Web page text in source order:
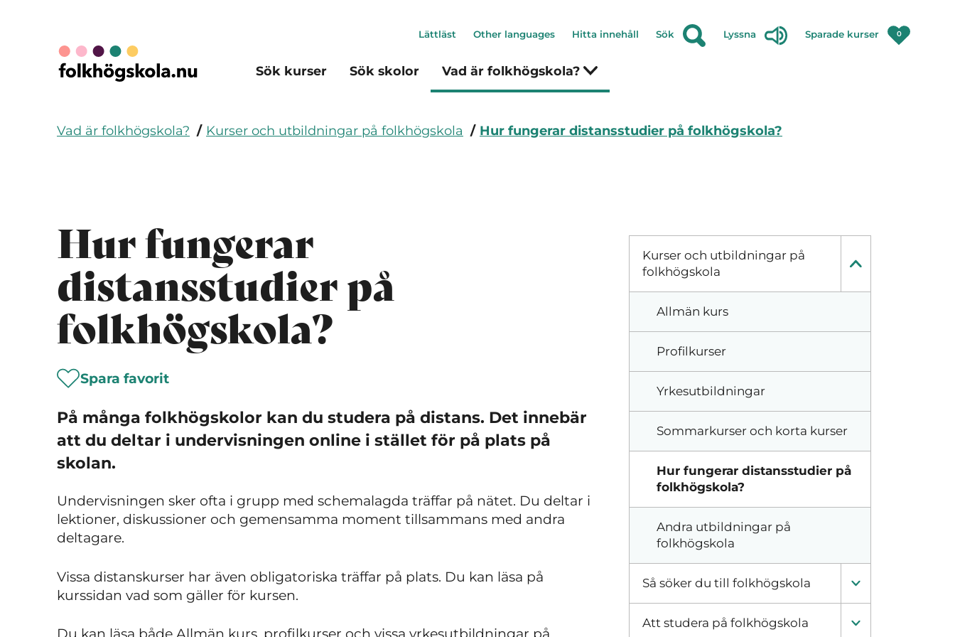
Sök kurser Sök skolor Vad är folkhögskola?
Lättläst Other languages Hitta innehåll Sök Lyssna Sparade kurser 0
Vad är folkhögskola? Kurser och utbildningar på folkhögskola Hur fungerar distansstudier på folkhögskola?
Hur fungerar
distansstudier på
folkhögskola?
Spara favorit
På många folkhögskolor kan du studera på distans. Det innebär
att du deltar i undervisningen online i stället för på plats på
skolan.
Undervisningen sker ofta i grupp med schemalagda träffar på nätet. Du deltar i
lektioner, diskussioner och gemensamma moment tillsammans med andra
deltagare.
Vissa distanskurser har även obligatoriska träffar på plats. Du kan läsa på
kurssidan vad som gäller för kursen.
Kurser och utbildningar på
folkhögskola
Allmän kurs
Profilkurser
Yrkesutbildningar
Sommarkurser och korta kurser
Hur fungerar distansstudier på
folkhögskola?
Andra utbildningar på
folkhögskola
Så söker du till folkhögskola
Att studera på folkhögskola